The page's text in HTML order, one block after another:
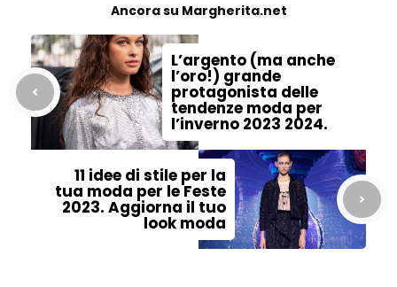
Ancora su Margherita.net
L’argento (ma anche
l’oro!) grande
protagonista delle
tendenze moda per
l’inverno 2023 2024.
11 idee di stile per la
tua moda per le Feste
2023. Aggiorna il tuo
look moda